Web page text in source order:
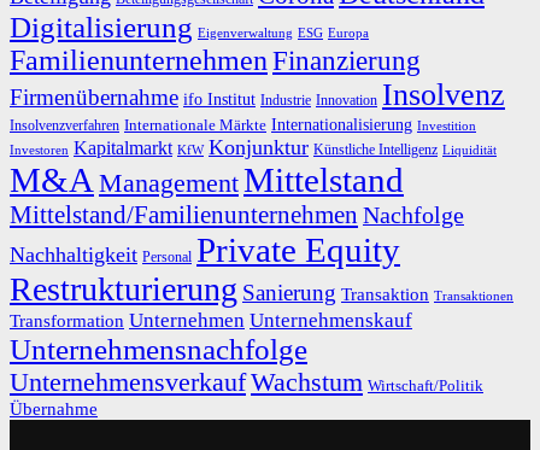
Digitalisierung Eigenverwaltung ESG Europa
FamilienunternehmenFinanzierung
Firmenübernahme ifo Institut Industrie Innovation Insolvenz
Insolvenzverfahren Internationale Märkte Internationalisierung Investition
Investoren Kapitalmarkt KfW Konjunktur Künstliche Intelligenz Liquidität
M&A ManagementMittelstand
Mittelstand/Familienunternehmen Nachfolge
Nachhaltigkeit Personal Private Equity
Restrukturierung Sanierung Transaktion Transaktionen
Transformation Unternehmen Unternehmenskauf
Unternehmensnachfolge
UnternehmensverkaufWachstum Wirtschaft/Politik
Übernahme